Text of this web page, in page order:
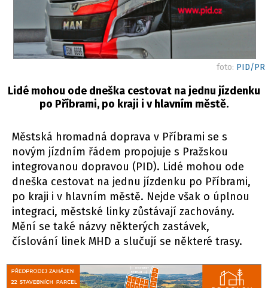
foto: PID/PR
Lidé mohou ode dneška cestovat na jednu jízdenku
po Příbrami, po kraji i v hlavním městě.
Městská hromadná doprava v Příbrami se s
novým jízdním řádem propojuje s Pražskou
integrovanou dopravou (PID). Lidé mohou ode
dneška cestovat na jednu jízdenku po Příbrami,
po kraji i v hlavním městě. Nejde však o úplnou
integraci, městské linky zůstávají zachovány.
Mění se také názvy některých zastávek,
číslování linek MHD a slučují se některé trasy.